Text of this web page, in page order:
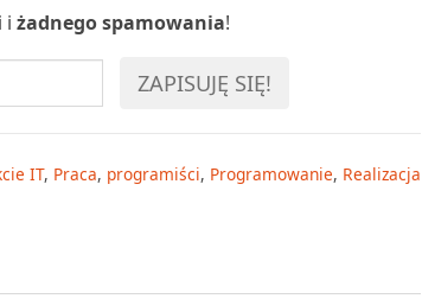
iżadnego spamowania!
IT, Praca, programiści, Programowanie, Realizacja